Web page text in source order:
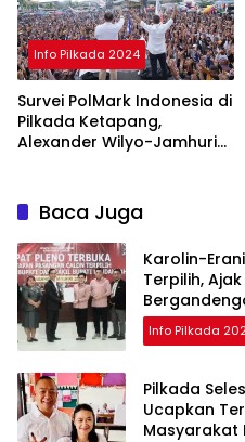
Info Pilkada 2024
Survei PolMark Indonesia di
Pilkada Ketapang,
Alexander Wilyo-Jamhuri
Baca Juga
Karolin-
Terpilih,
Info Pilkada
Pilkada
Ucapkan
Masyarakat